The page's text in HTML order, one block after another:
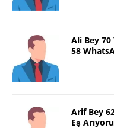
Ali Bey 70
58
Arif Bey
Eş